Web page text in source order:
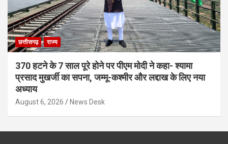
छत्तीसगढ़ राज्य
370 हटने के 7 साल पूरे होने पर पीएम मोदी ने कहा- श्यामा
प्रसाद मुखर्जी का सपना, जम्मू-कश्मीर और लद्दाख के लिए नया
अध्याय
August 6, 2026 News Desk